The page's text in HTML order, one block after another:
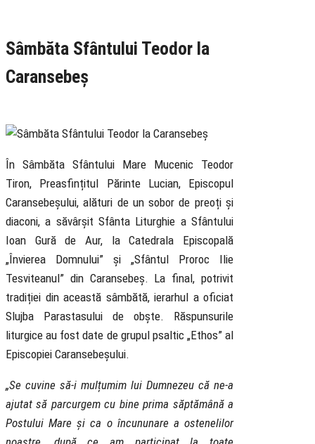
Sâmbăta Sfântului Teodor la
Caransebeș
În Sâmbăta Sfântului Mare Mucenic Teodor
Tiron, Preasfințitul Părinte Lucian, Episcopul
Caransebeșului, alături de un sobor de preoți și
diaconi, a săvârșit Sfânta Liturghie a Sfântului
Ioan Gură de Aur, la Catedrala Episcopală
„Învierea Domnului” și „Sfântul Proroc Ilie
Tesviteanul” din Caransebeș. La final, potrivit
tradiției din această sâmbătă, ierarhul a oficiat
Slujba Parastasului de obște. Răspunsurile
liturgice au fost date de grupul psaltic „Ethos” al
Episcopiei Caransebeșului.
„Se cuvine să-i mulțumim lui Dumnezeu că ne-a
ajutat să parcurgem cu bine prima săptămână a
Postului Mare și ca o încununare a ostenelilor